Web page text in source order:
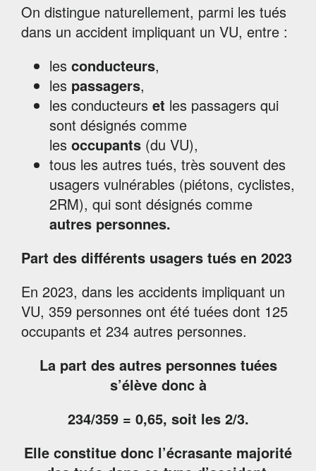
On distingue naturellement, parmi les tués
dans un accident impliquant un VU, entre :
les conducteurs,
les passagers,
les conducteurs et les passagers qui
sont désignés comme
les occupants (du VU),
tous les autres tués, très souvent des
usagers vulnérables (piétons, cyclistes,
2RM), qui sont désignés comme
autres personnes.
Part des différents usagers tués en 2023
En 2023, dans les accidents impliquant un
VU, 359 personnes ont été tuées dont 125
occupants et 234 autres personnes.
La part des autres personnes tuées
s’élève donc à
234/359 = 0,65, soit les 2/3.
Elle constitue donc l’écrasante majorité